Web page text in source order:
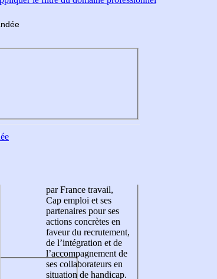
par France travail,
Cap emploi et ses
partenaires pour ses
actions concrètes en
faveur du recrutement,
de l’intégration et de
l’accompagnement de
ses collaborateurs en
situation de handicap.